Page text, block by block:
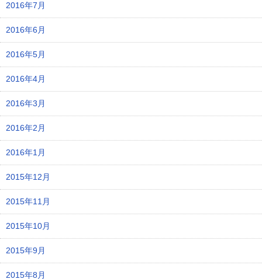
2016年7月
2016年6月
2016年5月
2016年4月
2016年3月
2016年2月
2016年1月
2015年12月
2015年11月
2015年10月
2015年9月
2015年8月